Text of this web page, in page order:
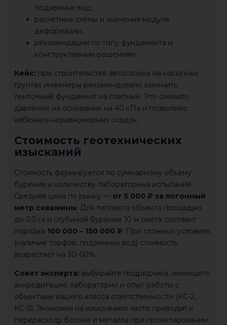
подземных вод;
расчётные схемы и значения модуля
деформации;
рекомендации по типу фундамента и
конструктивным решениям.
Кейс: при строительстве автосалона на насыпных
грунтах инженеры рекомендовали заменить
ленточный фундамент на плитный. Это снизило
давление на основание на 40 кПа и позволило
избежать неравномерных осадок.
Стоимость геотехнических
изысканий
Стоимость формируется по суммарному объёму
бурения и количеству лабораторных испытаний.
Средняя цена по рынку — от 5 000 ₽ за погонный
метр скважины. Для типового объекта площадью
до 0,5 га и глубиной бурения 10 м смета составит
порядка 100 000 – 150 000 ₽. При сложных условиях
(наличие торфов, подземных вод) стоимость
возрастает на 30–50%.
Совет эксперта: выбирайте подрядчика, имеющего
аккредитацию лаборатории и опыт работы с
объектами вашего класса ответственности (КС-2,
КС-3). Экономия на изысканиях часто приводит к
перерасходу бетона и металла при проектировании.